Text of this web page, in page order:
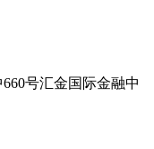
号汇金国际金融中